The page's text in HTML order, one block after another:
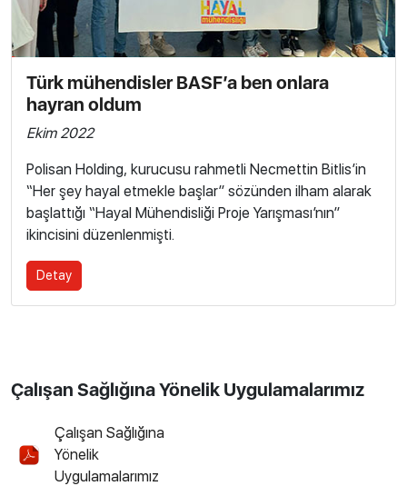
Türk mühendisler BASF’a ben onlara
hayran oldum
Ekim 2022
Polisan Holding, kurucusu rahmetli Necmettin Bitlis’in
“Her şey hayal etmekle başlar” sözünden ilham alarak
başlattığı “Hayal Mühendisliği Proje Yarışması’nın”
ikincisini düzenlenmişti.
Detay
Çalışan Sağlığına Yönelik Uygulamalarımız
Çalışan Sağlığına
Yönelik
Uygulamalarımız